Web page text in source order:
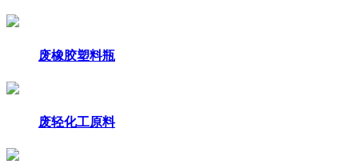
废橡胶塑料瓶
废轻化工原料